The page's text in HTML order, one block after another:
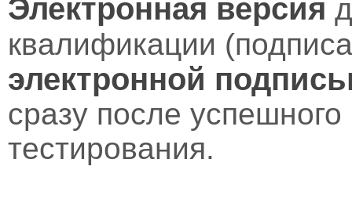
Электронная версия
квалификации
электронной
сразу после
тестирования.